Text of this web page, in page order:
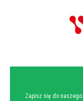
Zapisz się do